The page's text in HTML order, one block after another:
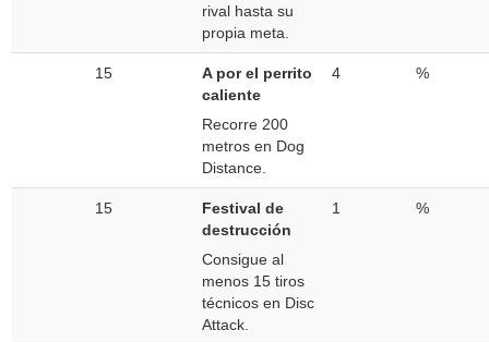
rival hasta su
propia meta.
15
A por el perrito
caliente
Recorre 200
metros en Dog
Distance.
4 %
15
Festival de
destrucción
Consigue al
menos 15 tiros
técnicos en Disc
Attack.
1 %